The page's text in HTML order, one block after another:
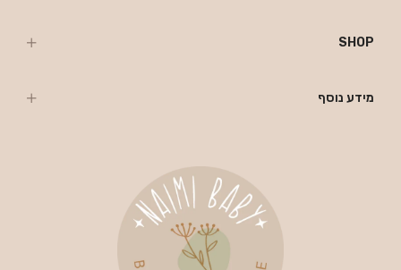
SHOP
מידע נוסף